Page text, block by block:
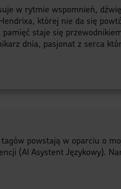
w rytmie wspomnień,
której nie da się
staje się
dnia, pasjonat z serca
powstają w oparciu o
(AI Asystent Językowy).